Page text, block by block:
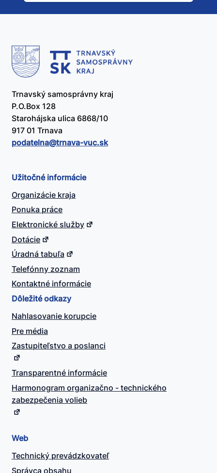
užitočný?
Trnavský samosprávny kraj
P.O.Box 128
Starohájska ulica 6868/10
917 01 Trnava
podatelna@​trnava-vuc.sk
Užitočné informácie
Organizácie kraja
Ponuka práce
Elektronické služby
Dotácie
Úradná tabuľa
Telefónny zoznam
Kontaktné informácie
Dôležité odkazy
Nahlasovanie korupcie
Pre média
Zastupiteľstvo a poslanci
Transparentné informácie
Harmonogram organizačno - technického
zabezpečenia volieb
Web
Technický prevádzkovateľ
Správca obsahu